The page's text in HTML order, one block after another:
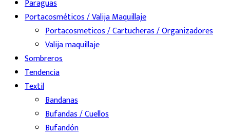
Paraguas
Portacosméticos / Valija Maquillaje
Portacosmeticos / Cartucheras / Organizadores
Valija maquillaje
Sombreros
Tendencia
Textil
Bandanas
Bufandas / Cuellos
Bufandón